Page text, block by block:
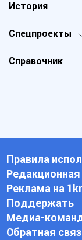
Спецпроекты
История
Справочник
Правила
Реклама на
Поддержать
Медиа-
Обратная